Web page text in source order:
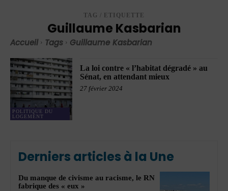
TAG / ETIQUETTE
Guillaume Kasbarian
Accueil Tags Guillaume Kasbarian
POLITIQUE DU
LOGEMENT
La loi contre « l’habitat dégradé » au
Sénat, en attendant mieux
27 février 2024
Derniers articles à la Une
Du manque de civisme au racisme, le RN
fabrique des « eux »